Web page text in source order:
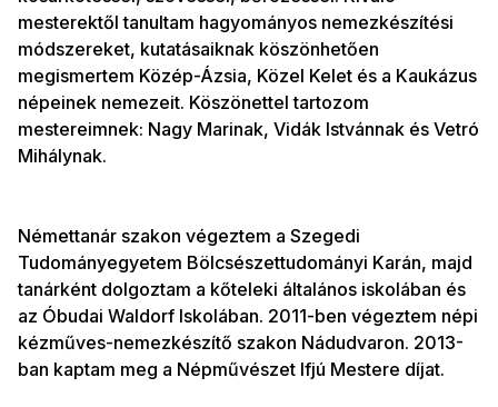
mesterektől tanultam hagyományos nemezkészítési
módszereket, kutatásaiknak köszönhetően
megismertem Közép-Ázsia, Közel Kelet és a Kaukázus
népeinek nemezeit. Köszönettel tartozom
mestereimnek: Nagy Marinak, Vidák Istvánnak és Vetró
Mihálynak.
Némettanár szakon végeztem a Szegedi
Tudományegyetem Bölcsészettudományi Karán, majd
tanárként dolgoztam a kőteleki általános iskolában és
az Óbudai Waldorf Iskolában. 2011-ben végeztem népi
kézműves-nemezkészítő szakon Nádudvaron. 2013-
ban kaptam meg a Népművészet Ifjú Mestere díjat.